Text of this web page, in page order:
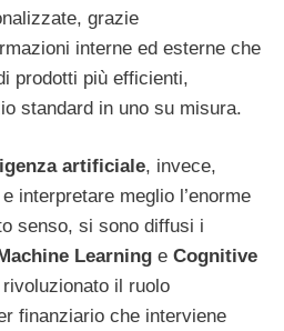
grazie
interne ed esterne che
prodotti più efficienti,
standard in uno su misura.
artificiale, invece,
interpretare meglio l’enorme
senso, si sono diffusi i
Learning e Cognitive
il ruolo
finanziario che interviene